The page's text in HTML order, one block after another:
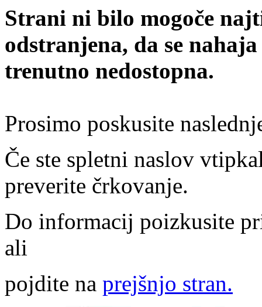
Strani ni bilo mogoče
odstranjena, da se
trenutno nedostopna.
Prosimo poskusite
Če ste spletni naslov
preverite črkovanje.
Do informacij poizkusite
ali
pojdite na prejšnjo stran.